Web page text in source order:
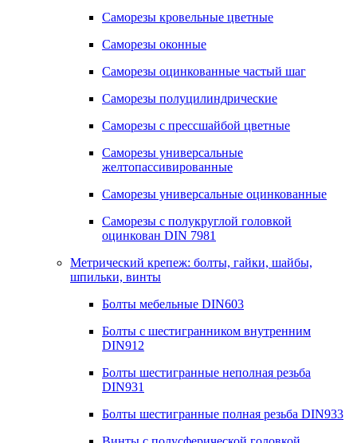
Саморезы кровельные цветные
Саморезы оконные
Саморезы оцинкованные частый шаг
Саморезы полуцилиндрические
Саморезы с прессшайбой цветные
Саморезы универсальные
желтопассивированные
Саморезы универсальные оцинкованные
Саморезы с полукруглой головкой
оцинкован DIN 7981
Метрический крепеж: болты, гайки, шайбы,
шпильки, винты
Болты мебельные DIN603
Болты с шестигранником внутренним
DIN912
Болты шестигранные неполная резьба
DIN931
Болты шестигранные полная резьба DIN933